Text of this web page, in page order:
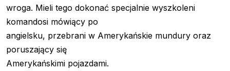
wroga. Mieli tego dokonać specjalnie wyszkoleni
komandosi mówiący po
angielsku, przebrani w Amerykańskie mundury oraz
poruszający się
Amerykańskimi pojazdami.